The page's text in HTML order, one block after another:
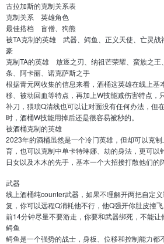
模拟经营
23款手游
古拉加斯的克制关系表
克制关系 英雄角色
最佳搭档 盲僧、狗熊
被TA克制的英雄 武器、鳄鱼、正义天使、亡灵战
豪
克制TA的英雄 放逐之刃、纳祖芒荣耀、蛮族之王
条、阿卡丽、诺克萨斯之手
根据青元网收集的信息来看，酒桶这英雄在线上基
移、被动回血等特点，再加上W技能减伤害特点，
补刀，猥琐Q清线也可以让对面没有任何办法，但
时，酒桶W技能用掉后还是很容易被秒的。
被酒桶克制的英雄
2023年的酒桶虽然是一个冷门英雄，但却可以克
育，也可以克制中单卡特琳娜、劫的身法，更可以
日女以及木木的先手，基本一个大招接打散他们的
武器
线上酒桶纯counter武器，如果不理解开两把自定
复，你可以远程Q消耗他不行，他Q强开你肚皮撞
前14分钟尽量不要游走，你要和武器绑死，不能让
鳄鱼
鳄鱼是一个强势的战士，身板、位移和控制能力都